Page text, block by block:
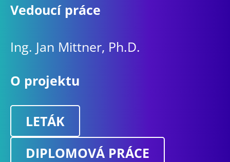
Vedoucí práce
Ing. Jan Mittner, Ph.D.
O projektu
LETÁK
DIPLOMOVÁ PRÁCE